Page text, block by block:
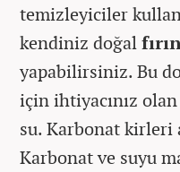
temizleyiciler
kendiniz doğal
yapabilirsiniz. Bu
için ihtiyacınız
su. Karbonat kirleri
Karbonat ve suyu